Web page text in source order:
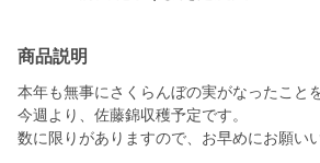
商品説明
本年も無事にさくらんぼの実がなったこと
今週より、佐藤錦収穫予定です。
数に限りがありますので、お早めにお願い